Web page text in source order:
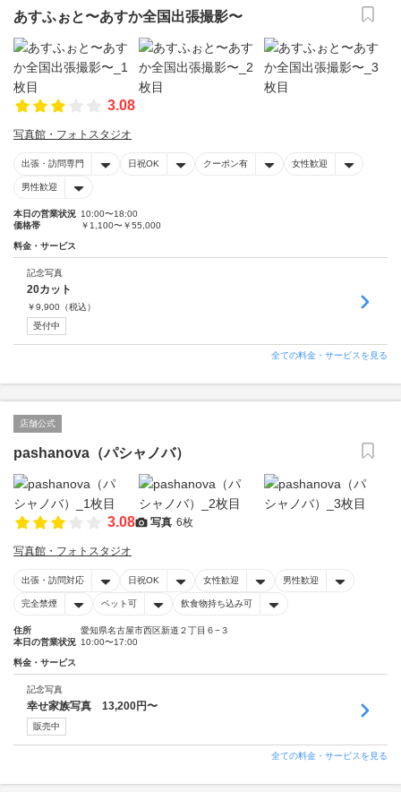
あすふぉと〜あすか全国出張撮影〜
3.08
写真館・フォトスタジオ
出張・訪問専門 日祝OK クーポン有 女性歓迎
男性歓迎
本日の営業状況 10:00〜18:00
価格帯
￥1,100〜￥55,000
料金・サービス
記念写真
20カット
￥9,900 （税込）
受付中
全ての料金・サービスを見る
店舗公式
pashanova（パシャノバ）
3.08 写真 6枚
写真館・フォトスタジオ
出張・訪問対応 日祝OK 女性歓迎 男性歓迎
完全禁煙 ペット可 飲食物持ち込み可
住所
愛知県名古屋市西区新道２丁目６−３
本日の営業状況 10:00〜17:00
料金・サービス
記念写真
幸せ家族写真 13,200円〜
販売中
全ての料金・サービスを見る